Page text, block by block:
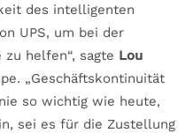
des intelligenten
UPS, um bei der
helfen“, sagte Lou
„Geschäftskontinuität
so wichtig wie heute,
sei es für die Zustellung